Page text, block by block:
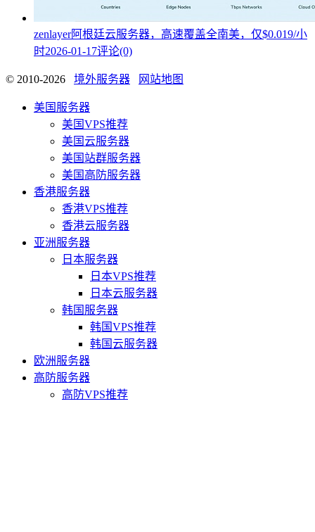
zenlayer阿根廷云服务器，高速覆盖全南美，仅$0.019/小
时2026-01-17评论(0)
© 2010-2026 境外服务器 网站地图
美国服务器
美国VPS推荐
美国云服务器
美国站群服务器
美国高防服务器
香港服务器
香港VPS推荐
香港云服务器
亚洲服务器
日本服务器
日本VPS推荐
日本云服务器
韩国服务器
韩国VPS推荐
韩国云服务器
欧洲服务器
高防服务器
高防VPS推荐